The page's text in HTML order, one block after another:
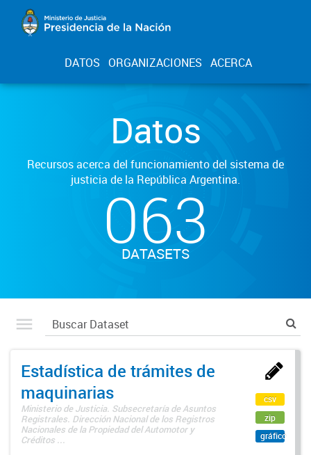
DATOS ORGANIZACIONES ACERCA
Datos
Recursos acerca del funcionamiento del sistema de
justicia de la República Argentina.
063
DATASETS
Estadística de trámites de
maquinarias
Ministerio de Justicia. Subsecretaría de Asuntos
Registrales. Dirección Nacional de los Registros
Nacionales de la Propiedad del Automotor y
Créditos ...
csv
zip
gráfico